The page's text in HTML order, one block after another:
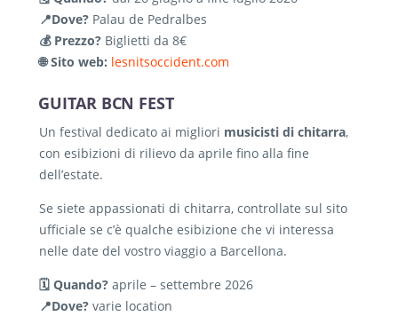
📍Dove? Palau de Pedralbes
💰 Prezzo? Biglietti da 8€
🌐 Sito web: lesnitsoccident.com
GUITAR BCN FEST
Un festival dedicato ai migliori musicisti di chitarra,
con esibizioni di rilievo da aprile fino alla fine
dell’estate.
Se siete appassionati di chitarra, controllate sul sito
ufficiale se c’è qualche esibizione che vi interessa
nelle date del vostro viaggio a Barcellona.
🗓️ Quando? aprile – settembre 2026
📍Dove? varie location